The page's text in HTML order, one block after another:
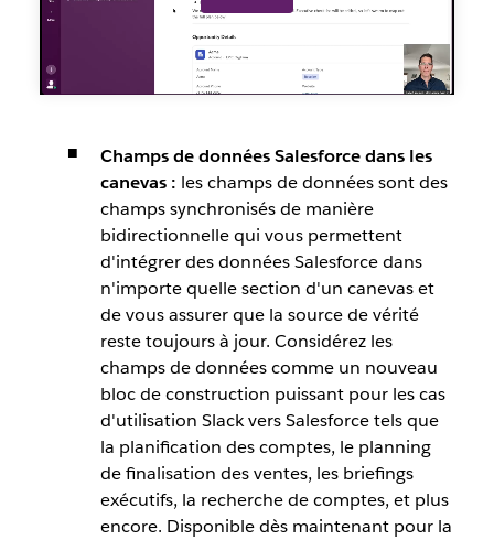
Champs de données Salesforce dans les
canevas : les champs de données sont des
champs synchronisés de manière
bidirectionnelle qui vous permettent
d'intégrer des données Salesforce dans
n'importe quelle section d'un canevas et
de vous assurer que la source de vérité
reste toujours à jour. Considérez les
champs de données comme un nouveau
bloc de construction puissant pour les cas
d'utilisation Slack vers Salesforce tels que
la planification des comptes, le planning
de finalisation des ventes, les briefings
exécutifs, la recherche de comptes, et plus
encore. Disponible dès maintenant pour la